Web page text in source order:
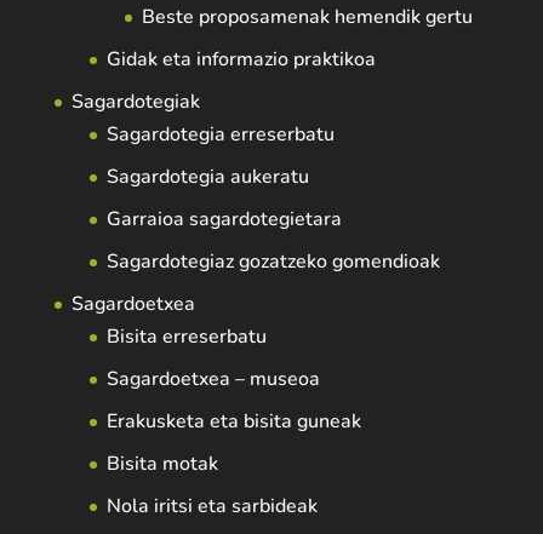
Beste proposamenak hemendik gertu
Gidak eta informazio praktikoa
Sagardotegiak
Sagardotegia erreserbatu
Sagardotegia aukeratu
Garraioa sagardotegietara
Sagardotegiaz gozatzeko gomendioak
Sagardoetxea
Bisita erreserbatu
Sagardoetxea – museoa
Erakusketa eta bisita guneak
Bisita motak
Nola iritsi eta sarbideak